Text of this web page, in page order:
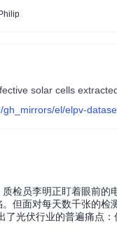
solar cells
gh_mirrors/el/elpv-
检员李明正盯着眼前
但面对每天数千张的
了光伏行业的普遍痛点